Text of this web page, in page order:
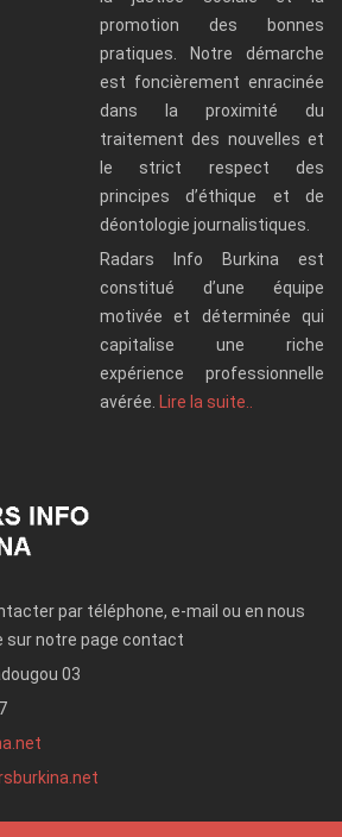
promotion des bonnes
pratiques. Notre démarche
est foncièrement enracinée
dans la proximité du
traitement des nouvelles et
le strict respect des
principes d’éthique et de
déontologie journalistiques.
Radars Info Burkina est
constitué d’une équipe
motivée et déterminée qui
capitalise une riche
expérience professionnelle
avérée.
Lire la suite..
par téléphone, e-mail ou en nous
sur notre page contact
03